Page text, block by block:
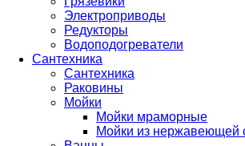
Электроприводы
Редукторы
Водоподогреватели
Сантехника
Сантехника
Раковины
Мойки
Мойки мраморные
Мойки из нержавеющей